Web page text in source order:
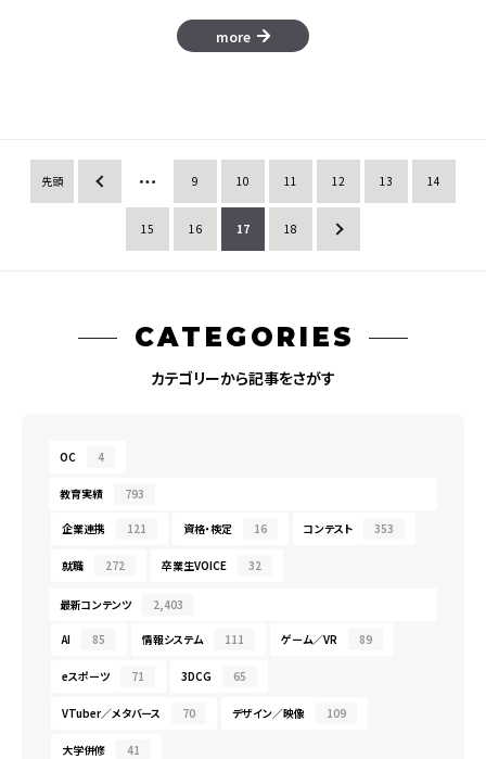
more
先頭 « 9 10 11 12 13 14
15 16 17 18 »
CATEGORIES
カテゴリーから記事をさがす
OC 4
教育実績 793
企業連携 121 資格・検定 16 コンテスト 353
就職 272 卒業生VOICE 32
最新コンテンツ 2,403
AI 85 情報システム 111 ゲーム／VR 89
eスポーツ 71 3DCG 65
VTuber／メタバース 70 デザイン／映像 109
大学併修 41